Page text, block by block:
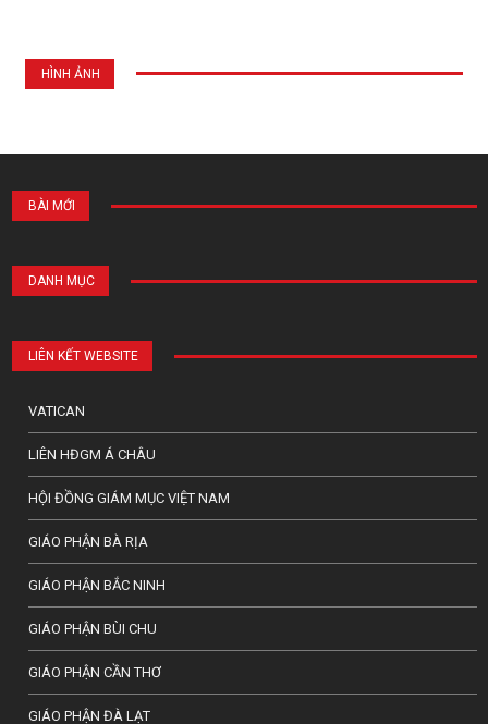
HÌNH ẢNH
BÀI MỚI
DANH MỤC
LIÊN KẾT WEBSITE
VATICAN
LIÊN HĐGM Á CHÂU
HỘI ĐỒNG GIÁM MỤC VIỆT NAM
GIÁO PHẬN BÀ RỊA
GIÁO PHẬN BẮC NINH
GIÁO PHẬN BÙI CHU
GIÁO PHẬN CẦN THƠ
GIÁO PHẬN ĐÀ LẠT